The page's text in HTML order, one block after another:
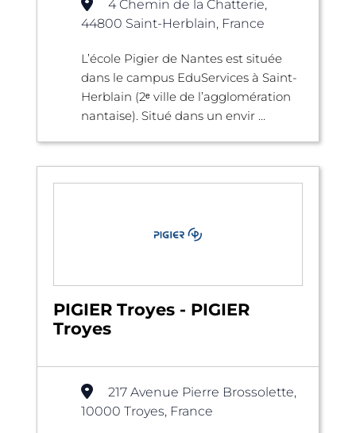
4 Chemin de la Chatterie,
44800 Saint-Herblain, France
L’école Pigier de Nantes est située
dans le campus EduServices à Saint-
Herblain (2ᵉ ville de l’agglomération
nantaise). Situé dans un envir ...
PIGIER Troyes - PIGIER
Troyes
217 Avenue Pierre Brossolette,
10000 Troyes, France